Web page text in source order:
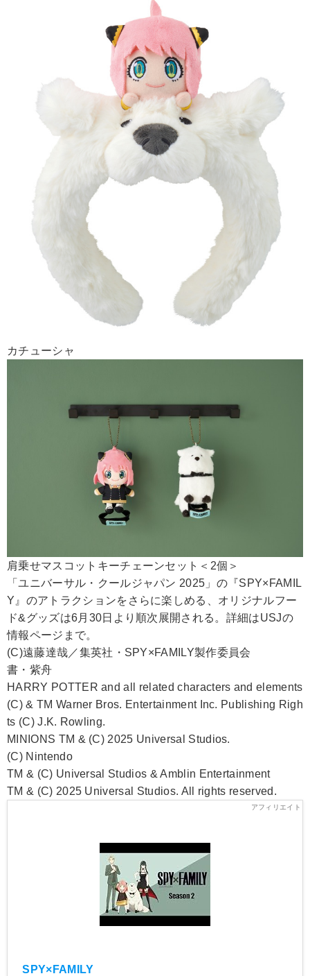
カチューシャ
肩乗せマスコットキーチェーンセット＜2個＞
「ユニバーサル・クールジャパン 2025」の『SPY×FAMIL
Y』のアトラクションをさらに楽しめる、オリジナルフー
ド&グッズは6月30日より順次展開される。詳細はUSJの
情報ページまで。
(C)遠藤達哉／集英社・SPY×FAMILY製作委員会
書・紫舟
HARRY POTTER and all related characters and elements
(C) & TM Warner Bros. Entertainment Inc. Publishing Righ
ts (C) J.K. Rowling.
MINIONS TM & (C) 2025 Universal Studios.
(C) Nintendo
TM & (C) Universal Studios & Amblin Entertainment
TM & (C) 2025 Universal Studios. All rights reserved.
SPY×FAMILY